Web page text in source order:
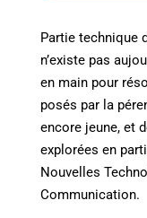
Partie technique
n’existe pas
en main pour
posés par la
encore jeune, et
explorées en
Nouvelles
Communication.